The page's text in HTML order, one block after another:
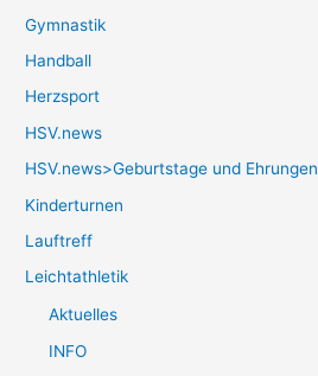
Gymnastik
Handball
Herzsport
HSV.news
HSV.news>Geburtstage und Ehrungen
Kinderturnen
Lauftreff
Leichtathletik
Aktuelles
INFO